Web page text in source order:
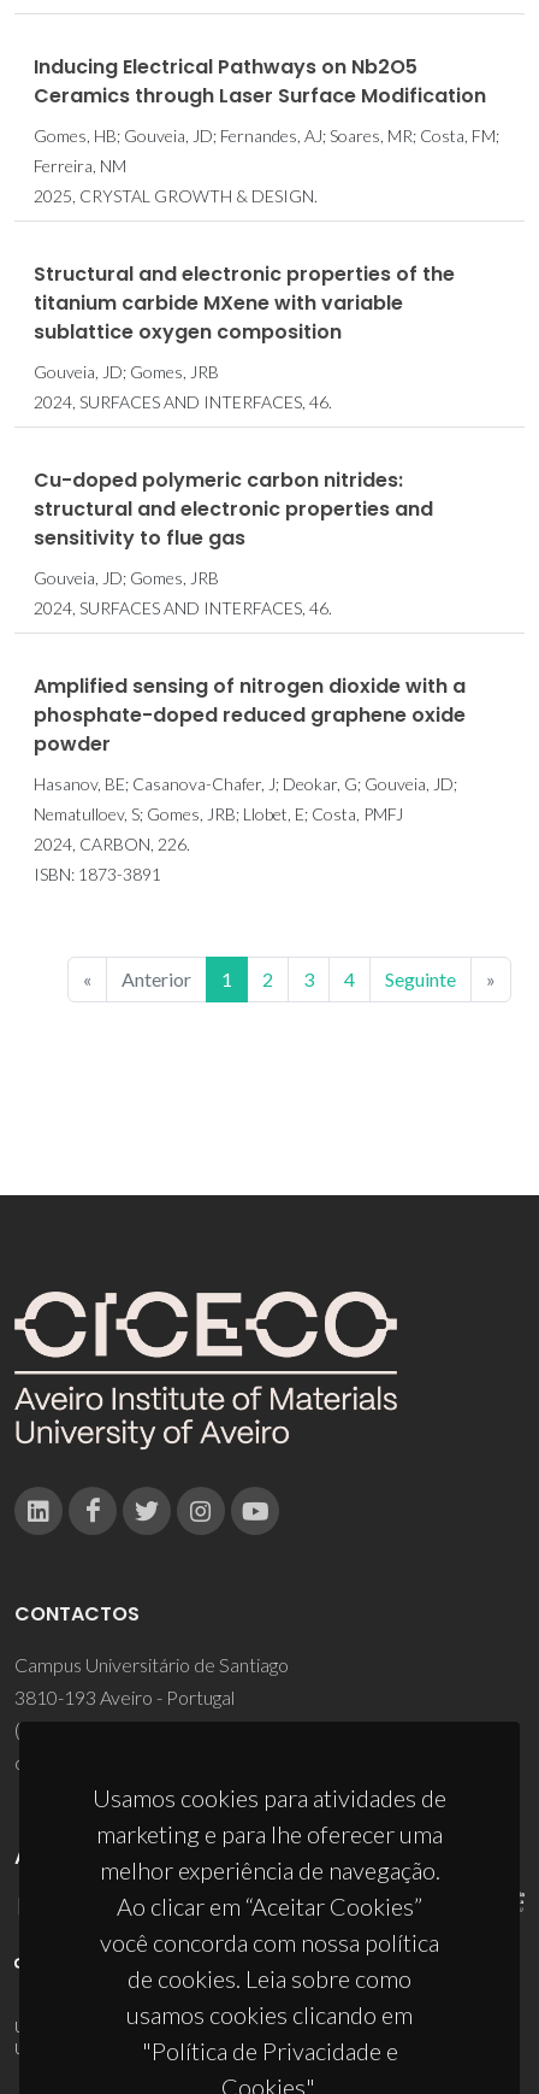
Inducing Electrical Pathways on Nb2O5
Ceramics through Laser Surface Modification
Gomes, HB; Gouveia, JD; Fernandes, AJ; Soares, MR; Costa, FM;
Ferreira, NM
2025, CRYSTAL GROWTH & DESIGN.
Structural and electronic properties of the
titanium carbide MXene with variable
sublattice oxygen composition
Gouveia, JD; Gomes, JRB
2024, SURFACES AND INTERFACES, 46.
Cu-doped polymeric carbon nitrides:
structural and electronic properties and
sensitivity to flue gas
Gouveia, JD; Gomes, JRB
2024, SURFACES AND INTERFACES, 46.
Amplified sensing of nitrogen dioxide with a
phosphate-doped reduced graphene oxide
powder
Hasanov, BE; Casanova-Chafer, J; Deokar, G; Gouveia, JD;
Nematulloev, S; Gomes, JRB; Llobet, E; Costa, PMFJ
2024, CARBON, 226.
ISBN: 1873-3891
« Anterior 1 2 3 4 Seguinte »
Usamos cookies para atividades de
marketing e para lhe oferecer uma
melhor experiência de navegação.
Ao clicar em “Aceitar Cookies”
você concorda com nossa política
de cookies. Leia sobre como
usamos cookies clicando em
"Política de Privacidade e
Cookies".
CONTACTOS
Campus Universitário de Santiago
3810-193 Aveiro - Portugal
(+351) 234 370 200
ciceco@ua.pt
APOIOS
UID/PRR/50011/2025(DOI:10.54499/UID/PRR/50011/2025 ) &
UID/PRR2/50011/2025(DOI:10.54499/UID/PRR2/50011/2025